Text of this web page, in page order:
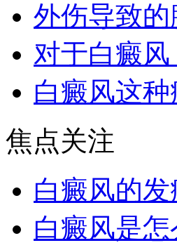
外伤导致
对于白癜
白癜风这
焦点关注
白癜风的发
白癜风是